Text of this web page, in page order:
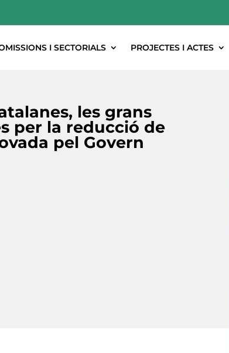
I SECTORIALS PROJECTES I ACTES
les grans
per la reducció de
pel Govern